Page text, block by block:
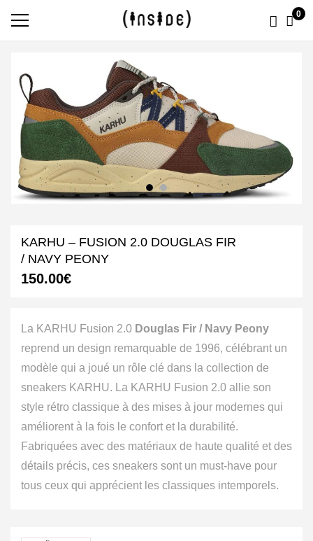
0
KARHU – FUSION 2.0 DOUGLAS FIR
/ NAVY PEONY
150.00€
La KARHU Fusion 2.0 Douglas Fir / Navy Peony
reprend un design remarquable de 1996, célébrant un
modèle qui a joué un rôle clé dans la collection de
sneakers KARHU. La KARHU Fusion 2.0 allie son
style rétro classique à des mises à jour modernes qui
améliorent à la fois le confort et la durabilité.
Fabriquées avec des matériaux de haute qualité et des
détails précis, ces sneakers sont un must-have pour
tous ceux qui apprécient les classiques intemporels.